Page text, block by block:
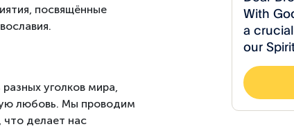
посвящённые
уголков мира,
любовь. Мы проводим
что делает нас